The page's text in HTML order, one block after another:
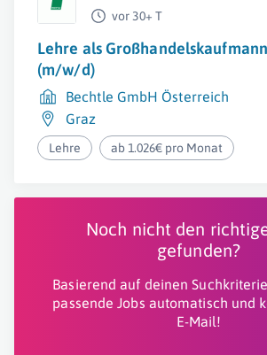
vor 30+ T
Lehre als
(m/w/d)
Bechtle GmbH Österreich
Graz
Lehre ab 1.026€ pro Monat
Noch nicht den
gefunden?
Basierend auf deinen
passende Jobs automatisch und
E-Mail!